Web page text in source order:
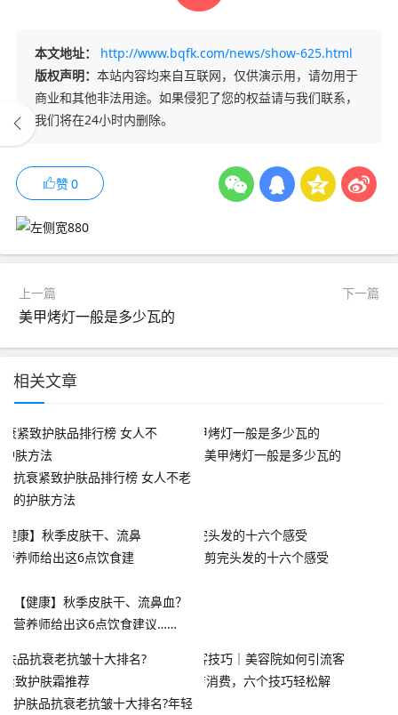
本文地址：
http://www.bqfk.com/news/show-625.html
版权声明： 本站内容均来自互联网，仅供演示用，请勿用于
商业和其他非法用途。如果侵犯了您的权益请与我们联系，
我们将在24小时内删除。
赞0
上一篇
美甲烤灯一般是多少瓦的
下一篇
相关文章
抗衰紧致护肤品排行榜 女人不老
的护肤方法
美甲烤灯一般是多少瓦的
【健康】秋季皮肤干、流鼻血？
营养师给出这6点饮食建议……
剪完头发的十六个感受
护肤品抗衰老抗皱十大排名?年轻